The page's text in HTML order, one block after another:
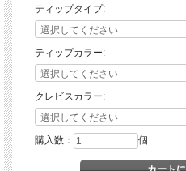
破損しづらい設計になっています。
ステンレス製のイモネジの調整により垂
固定式のチタン製ティップ。プロ仕様の超
※カラーは選べません。
ティップタイプ:
ティップカラー:
クレビスカラー:
購入数： 個